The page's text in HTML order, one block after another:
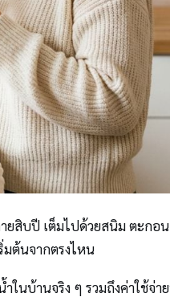
ยสิบปี เต็มไปด้วยสนิม ตะก
มต้นจากตรงไหน
นบ้านจริง ๆ รวมถึงค่าใช้จ่